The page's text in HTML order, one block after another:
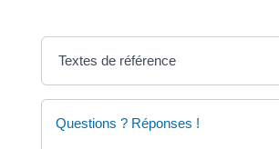
Textes de référence
Questions ? Réponses !